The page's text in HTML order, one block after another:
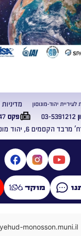
מרבד הקסמים 6, יהוד מונוסון, 5635001
03-5391212 פקס
יהוד-מונוסון
מוקד
yehud-monosson.muni.il